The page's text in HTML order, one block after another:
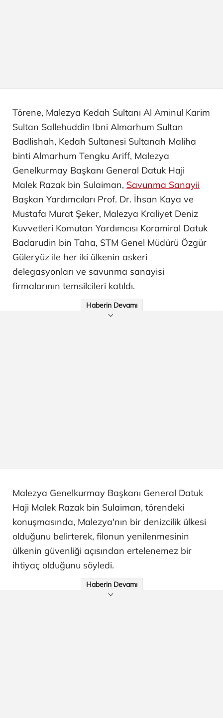
Törene, Malezya Kedah Sultanı Al Aminul Karim
Sultan Sallehuddin Ibni Almarhum Sultan
Badlishah, Kedah Sultanesi Sultanah Maliha
binti Almarhum Tengku Ariff, Malezya
Genelkurmay Başkanı General Datuk Haji
Malek Razak bin Sulaiman, Savunma Sanayii
Başkan Yardımcıları Prof. Dr. İhsan Kaya ve
Mustafa Murat Şeker, Malezya Kraliyet Deniz
Kuvvetleri Komutan Yardımcısı Koramiral Datuk
Badarudin bin Taha, STM Genel Müdürü Özgür
Güleryüz ile her iki ülkenin askeri
delegasyonları ve savunma sanayisi
firmalarının temsilcileri katıldı.
Haberin Devamı
Malezya Genelkurmay Başkanı General Datuk
Haji Malek Razak bin Sulaiman, törendeki
konuşmasında, Malezya'nın bir denizcilik ülkesi
olduğunu belirterek, filonun yenilenmesinin
ülkenin güvenliği açısından ertelenemez bir
ihtiyaç olduğunu söyledi.
Haberin Devamı